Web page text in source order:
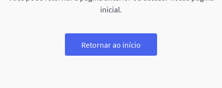
inicial.
Retornar ao início